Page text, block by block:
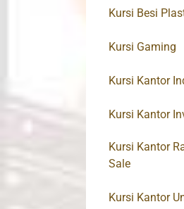
Kursi Besi
Kursi Gaming
Kursi Kantor
Kursi Kantor
Kursi Kantor
Sale
Kursi Kantor